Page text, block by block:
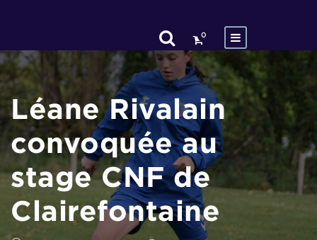
0
Léane Rivalain
convoquée au
stage CNF de
Clairefontaine